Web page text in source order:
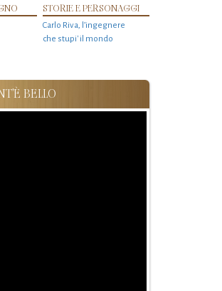
STORIE E PERSONAGGI
Carlo Riva, l’ingegnere
che stupi' il mondo
BELLO